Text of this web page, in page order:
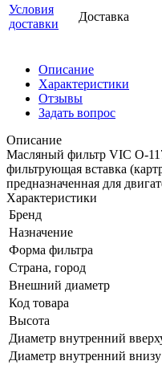
Условия
доставки
Доставка
Описание
Характеристики
Отзывы
Задать вопрос
Описание
Масляный фильтр VIC O-
фильтрующая вставка
предназначенная для
Характеристики
Бренд
Назначение
Форма фильтра
Страна, город
Внешний диаметр
Код товара
Высота
Диаметр внутренний
Диаметр внутренний внизу